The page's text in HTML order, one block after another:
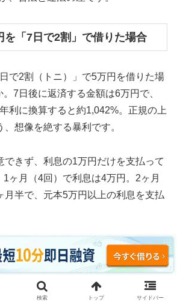
を「7日で2割」で借りた場合
で2割（トニ）」で5万円を借りた場
7日後に返済する金額は6万円で、
利に換算すると約1,042%。正規の上
想像を絶する暴利です。
できず、利息の1万円だけを支払って
ヶ月（4回）で利息は4万円。2ヶ月
月半で、元本5万円以上の利息を支払
息の支払い総額は約12万円。元本5
取られ、それでも借金は減っていま
闇金の実態です。
検索 トップ サイドバー